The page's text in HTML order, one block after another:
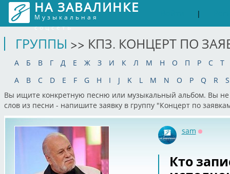
НА ЗАВАЛИНКЕ
Музыкальная
соцсеть
|
ГРУППЫ >> КПЗ. КОНЦЕРТ ПО
А Б В Г Д Е Ж З И К Л М Н О П Р С
Т
A
B C D E F G H I J K L M N O P Q R
S
Вы ищите конкретную песню или музыкальный альбом. Вы не
слов из песни - напишите заявку в группу "Концерт по
sam
Кто